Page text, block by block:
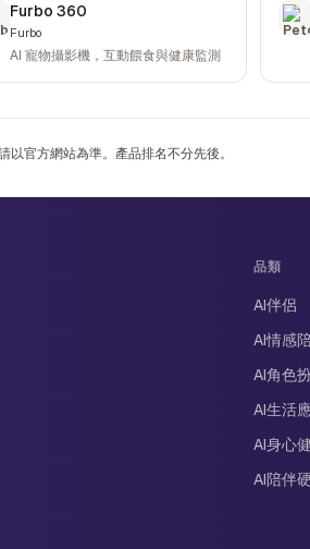
Furbo 360
Furbo
AI 寵物攝影機，互動餵食與健康監測
官方網站為準。產品排名不分先後。
品類
AI伴侶
AI情感
AI角色
AI生活
AI身心
AI陪伴